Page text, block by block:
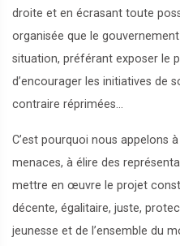
droite et en écrasant toute
organisée que le
situation, préférant exposer le
d’encourager les initiatives de
contraire réprimées…
C’est pourquoi nous appelons
menaces, à élire des
mettre en œuvre le projet
décente, égalitaire, juste,
jeunesse et de l’ensemble du